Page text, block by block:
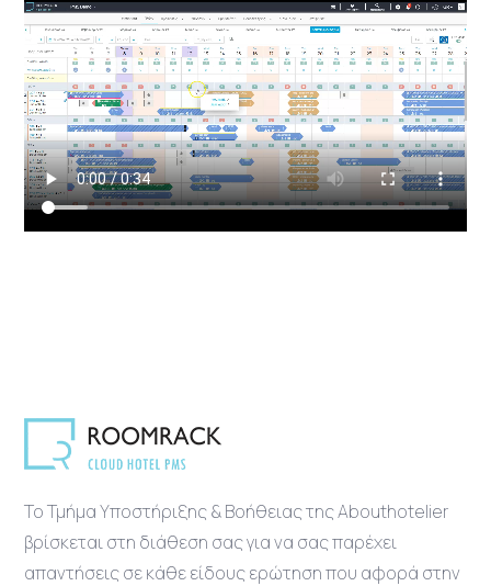
Το Τμήμα Υποστήριξης & Βοήθειας της Abouthotelier
βρίσκεται στη διάθεση σας για να σας παρέχει
απαντήσεις σε κάθε είδους ερώτηση που αφορά στην